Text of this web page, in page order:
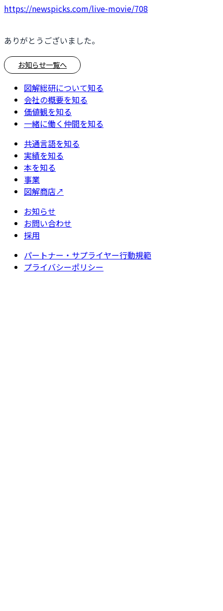
https://newspicks.com/live-movie/708
ありがとうございました。
お知らせ一覧へ
図解総研について知る
会社の概要を知る
価値観を知る
一緒に働く仲間を知る
共通言語を知る
実績を知る
本を知る
事業
図解商店↗
お知らせ
お問い合わせ
採用
パートナー・サプライヤー行動規範
プライバシーポリシー